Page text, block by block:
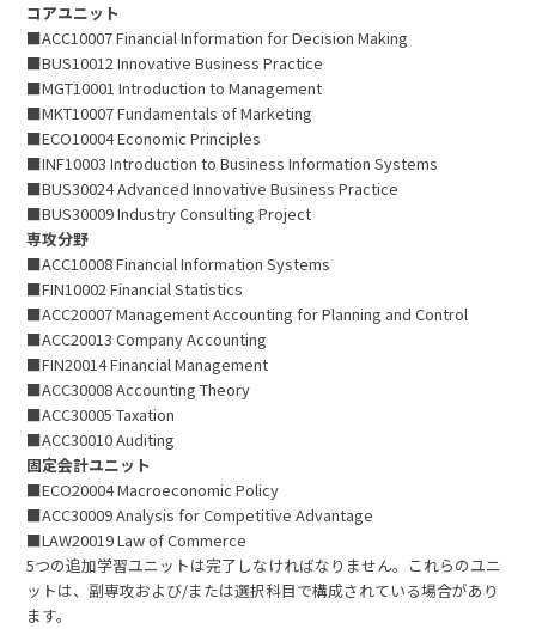
コアユニット
■ACC10007 Financial Information for Decision Making
■BUS10012 Innovative Business Practice
■MGT10001 Introduction to Management
■MKT10007 Fundamentals of Marketing
■ECO10004 Economic Principles
■INF10003 Introduction to Business Information Systems
■BUS30024 Advanced Innovative Business Practice
■BUS30009 Industry Consulting Project
専攻分野
■ACC10008 Financial Information Systems
■FIN10002 Financial Statistics
■ACC20007 Management Accounting for Planning and Control
■ACC20013 Company Accounting
■FIN20014 Financial Management
■ACC30008 Accounting Theory
■ACC30005 Taxation
■ACC30010 Auditing
固定会計ユニット
■ECO20004 Macroeconomic Policy
■ACC30009 Analysis for Competitive Advantage
■LAW20019 Law of Commerce
5つの追加学習ユニットは完了しなければなりません。これらのユニ
ットは、副専攻および/または選択科目で構成されている場合があり
ます。